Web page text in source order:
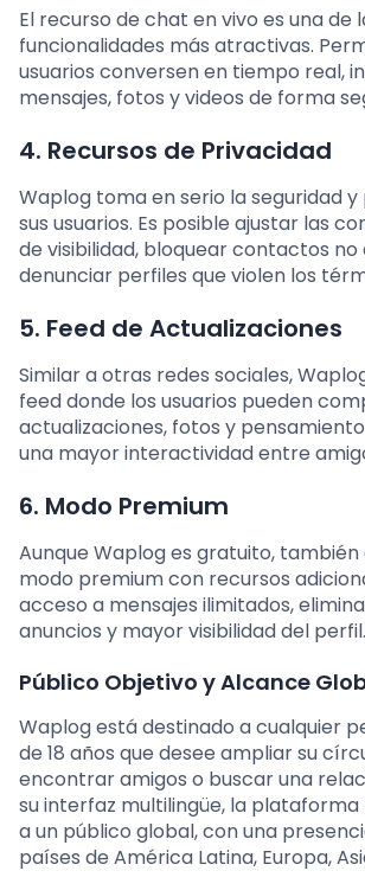
El recurso de chat en vivo es una de
funcionalidades más atractivas.
usuarios conversen en tiempo real,
mensajes, fotos y videos de forma
4. Recursos de Privacidad
Waplog toma en serio la seguridad
sus usuarios. Es posible ajustar las
de visibilidad, bloquear contactos no
denunciar perfiles que violen los
5. Feed de Actualizaciones
Similar a otras redes sociales,
feed donde los usuarios pueden
actualizaciones, fotos y
una mayor interactividad entre
6. Modo Premium
Aunque Waplog es gratuito,
modo premium con recursos
acceso a mensajes ilimitados,
anuncios y mayor visibilidad del perfil.
Público Objetivo y Alcance
Waplog está destinado a cualquier
de 18 años que desee ampliar su
encontrar amigos o buscar una
su interfaz multilingüe, la plataforma
a un público global, con una
países de América Latina, Europa,